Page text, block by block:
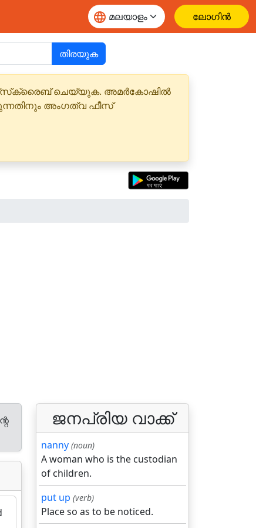
ലോഗിൻ
തിരയുക
സബ്‌സ്‌ക്രൈബ് ചെയ്യുക. അമർകോഷിൽ
അംഗത്വ ഫീസ്
ജനപ്രിയ വാക്ക്
nanny (noun)
A woman who is the custodian
of children.
put up (verb)
Place so as to be noticed.